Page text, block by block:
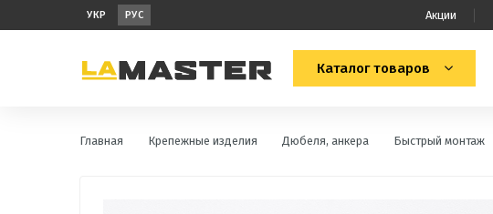
УКР РУС Акции
Каталог товаров
Главная Крепежные изделия Дюбеля, анкера Быстрый монтаж